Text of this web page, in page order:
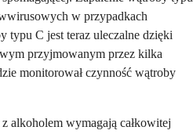
w przypadkach
typu C jest teraz uleczalne dzięki
przyjmowanym przez kilka
monitorował czynność wątroby
alkoholem wymagają całkowitej